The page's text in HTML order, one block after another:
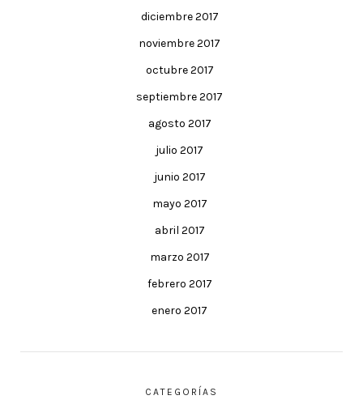
diciembre 2017
noviembre 2017
octubre 2017
septiembre 2017
agosto 2017
julio 2017
junio 2017
mayo 2017
abril 2017
marzo 2017
febrero 2017
enero 2017
CATEGORÍAS